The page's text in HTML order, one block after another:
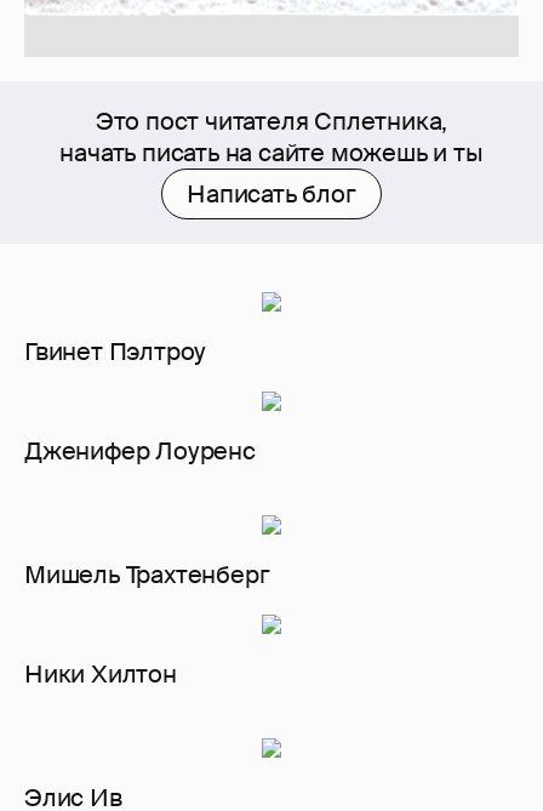
Это пост читателя Сплетника,
начать писать на сайте можешь и ты
Написать блог
Гвинет Пэлтроу
Дженифер Лоуренс
Мишель Трахтенберг
Ники Хилтон
Элис Ив